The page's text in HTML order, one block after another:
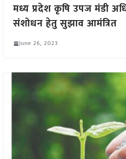
मध्य प्रदेश कृषि उपज मंडी
संशोधन हेतु सुझाव आमंत्रित
June 26, 2023